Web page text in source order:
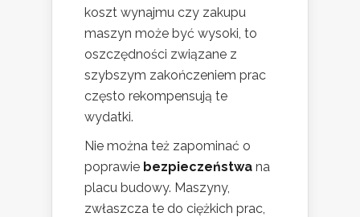
koszt wynajmu czy zakupu
maszyn może być wysoki, to
oszczędności związane z
szybszym zakończeniem prac
często rekompensują te
wydatki.
Nie można też zapominać o
poprawie bezpieczeństwa na
placu budowy. Maszyny,
zwłaszcza te do ciężkich prac,